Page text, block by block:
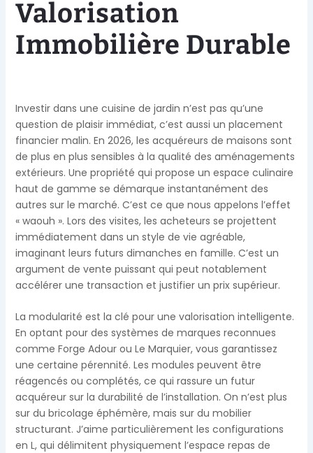
Valorisation
Immobilière Durable
Investir dans une cuisine de jardin n’est pas qu’une
question de plaisir immédiat, c’est aussi un placement
financier malin. En 2026, les acquéreurs de maisons sont
de plus en plus sensibles à la qualité des aménagements
extérieurs. Une propriété qui propose un espace culinaire
haut de gamme se démarque instantanément des
autres sur le marché. C’est ce que nous appelons l’effet
« waouh ». Lors des visites, les acheteurs se projettent
immédiatement dans un style de vie agréable,
imaginant leurs futurs dimanches en famille. C’est un
argument de vente puissant qui peut notablement
accélérer une transaction et justifier un prix supérieur.
La modularité est la clé pour une valorisation intelligente.
En optant pour des systèmes de marques reconnues
comme Forge Adour ou Le Marquier, vous garantissez
une certaine pérennité. Les modules peuvent être
réagencés ou complétés, ce qui rassure un futur
acquéreur sur la durabilité de l’installation. On n’est plus
sur du bricolage éphémère, mais sur du mobilier
structurant. J’aime particulièrement les configurations
en L, qui délimitent physiquement l’espace repas de